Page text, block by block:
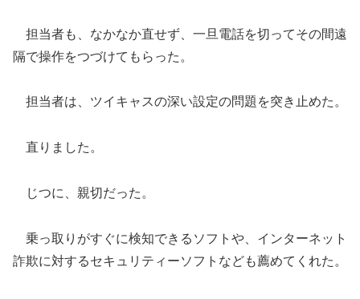
担当者も、なかなか直せず、一旦電話を切ってその間遠
隔で操作をつづけてもらった。
担当者は、ツイキャスの深い設定の問題を突き止めた。
直りました。
じつに、親切だった。
乗っ取りがすぐに検知できるソフトや、インターネット
詐欺に対するセキュリティーソフトなども薦めてくれた。